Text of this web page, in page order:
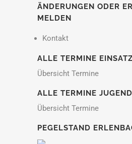
ÄNDERUNGEN ODER
MELDEN
Kontakt
ALLE TERMINE
Übersicht Termine
ALLE TERMINE
Übersicht Termine
PEGELSTAND